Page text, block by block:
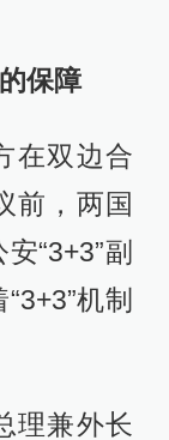
保障
在双边合
前，两国
“3+3”副
机制
理兼外长